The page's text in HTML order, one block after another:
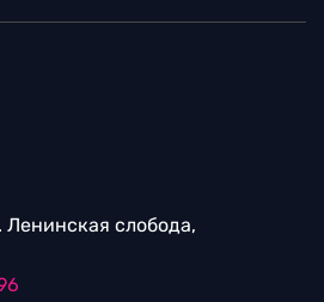
Ленинская слобода,